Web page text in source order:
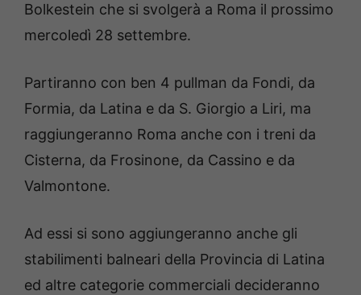
Bolkestein che si svolgerà a Roma il prossimo
mercoledì 28 settembre.
Partiranno con ben 4 pullman da Fondi, da
Formia, da Latina e da S. Giorgio a Liri, ma
raggiungeranno Roma anche con i treni da
Cisterna, da Frosinone, da Cassino e da
Valmontone.
Ad essi si sono aggiungeranno anche gli
stabilimenti balneari della Provincia di Latina
ed altre categorie commerciali decideranno